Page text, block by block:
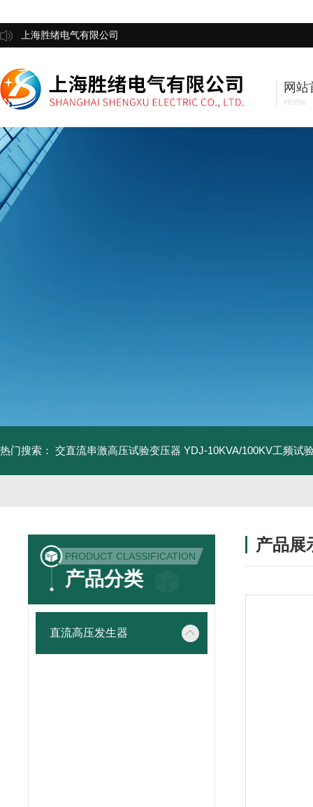
上海胜绪电气有限公司
网站
Home
热门搜索： 交直流串激高压试验变压器 YDJ-10KVA/100KV工频试
PRODUCT CLASSIFICATION
产品分类
直流高压发生器
产品展